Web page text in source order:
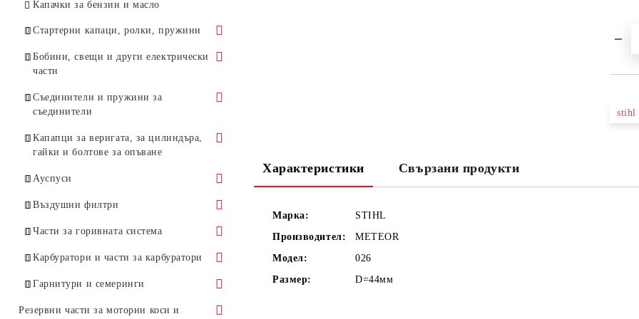
Антивибрационни пружини
Капачки за бензин и масло
Стартерни капаци, ролки, пружини
Стартерни капаци
Стартерни пружини
Стартерни дръжки и въжета
Бобини, свещи и други електрически
части
Бобини
Бобини за STIHL
Стоп ключове
Маховик
Съединители и пружини за
съединители
Съединители
Капапци за веригата, за цилиндъра,
гайки и болтове за опъване
Капапци за веригата
Капаци за цилиндъра
Болтове за опъване, планки,
Ауспуси
Ауспуси за HUSQVARNA
Ауспуси за STIHL
Въздушни филтри
Филтри въздушни за
Части за горивната система
Горивни филтри, елементи за тях,
Карбуратори и части за карбуратори
Карбуратори
Карбуратори за HUSQVARNA
Комплекти за ремонт на
Гарнитури и семеринги
Гарнитури
Резервни части за моторни коси и
stihl
Характеристики Свързани продукти
Марка:
STIHL
Производител:
METEOR
Модел:
026
Размер:
D=44мм